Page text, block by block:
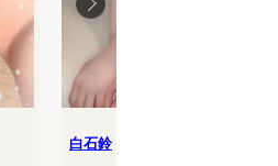
白石鈴(25)